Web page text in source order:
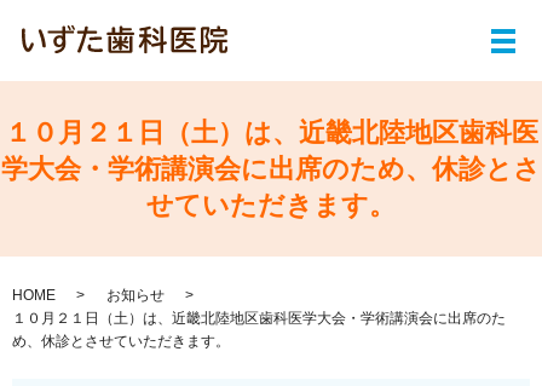
メ
１０月２１日（土）は、近畿北陸地区歯科医
学大会・学術講演会に出席のため、休診とさ
せていただきます。
HOME
お知らせ
１０月２１日（土）は、近畿北陸地区歯科医学大会・学術講演会に出席のた
め、休診とさせていただきます。